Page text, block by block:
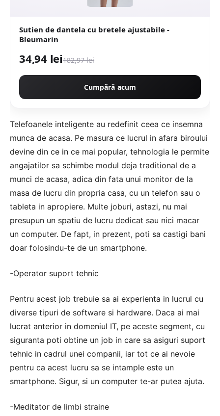
Sutien de dantela cu bretele ajustabile -
Bleumarin
34,94 lei182,97 lei
Cumpără acum
Telefoanele inteligente au redefinit ceea ce insemna
munca de acasa. Pe masura ce lucrul in afara biroului
devine din ce in ce mai popular, tehnologia le permite
angajatilor sa schimbe modul deja traditional de a
munci de acasa, adica din fata unui monitor de la
masa de lucru din propria casa, cu un telefon sau o
tableta in apropiere. Multe joburi, astazi, nu mai
presupun un spatiu de lucru dedicat sau nici macar
un computer. De fapt, in prezent, poti sa castigi bani
doar folosindu-te de un smartphone.
-Operator suport tehnic
Pentru acest job trebuie sa ai experienta in lucrul cu
diverse tipuri de software si hardware. Daca ai mai
lucrat anterior in domeniul IT, pe aceste segment, cu
siguranta poti obtine un job in care sa asiguri suport
tehnic in cadrul unei companii, iar tot ce ai nevoie
pentru ca acest lucru sa se intample este un
smartphone. Sigur, si un computer te-ar putea ajuta.
-Meditator de limbi straine